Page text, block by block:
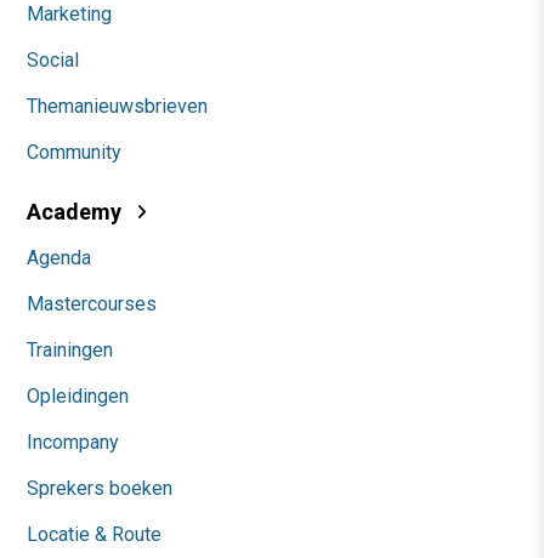
Marketing
Social
Themanieuwsbrieven
Community
Academy
Agenda
Mastercourses
Trainingen
Opleidingen
Incompany
Sprekers boeken
Locatie & Route